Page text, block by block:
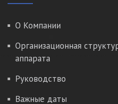
О Компании
Организационная
аппарата
Руководство
Важные даты